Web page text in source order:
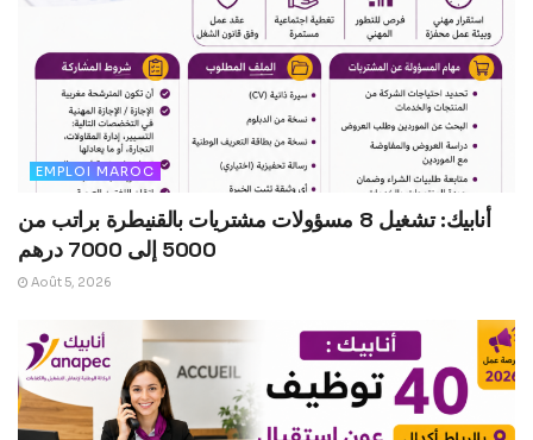
EMPLOI MAROC
أنابيك: تشغيل 8 مسؤولات مشتريات بالقنيطرة براتب من
5000 إلى 7000 درهم
Août 5, 2026